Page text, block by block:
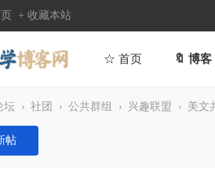
+ 收藏本站
☆ 首页 🔖 博客
坛 › 社团 › 公共群组 › 兴趣联盟 › 美文
帖